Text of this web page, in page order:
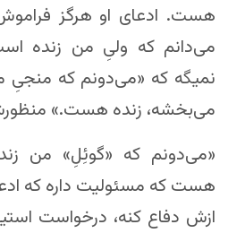
هست. ادعای او هرگز
می‌دانم که ولیِ من زنده
نمیگه که «می‌دونم که منجیِ
می‌بخشه، زنده هست.»
«می‌دونم که «گوئِلِ» من
هست که مسئولیت داره که
ازش دفاع کنه، درخواست